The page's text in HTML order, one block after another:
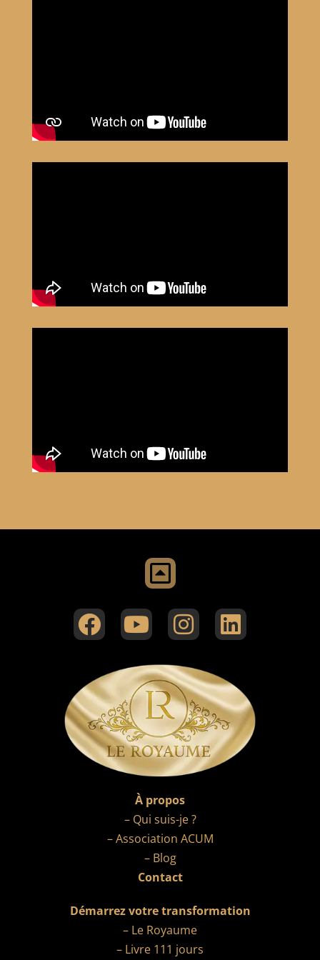
À propos
– Qui suis-je ?
– Association ACUM
– Blog
Contact
Démarrez votre transformation
– Le Royaume
– Livre 111 jours